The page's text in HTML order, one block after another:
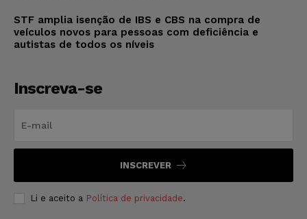
STF amplia isenção de IBS e CBS na compra de
veículos novos para pessoas com deficiência e
autistas de todos os níveis
Inscreva-se
INSCREVER
Li e aceito a Política de privacidade.